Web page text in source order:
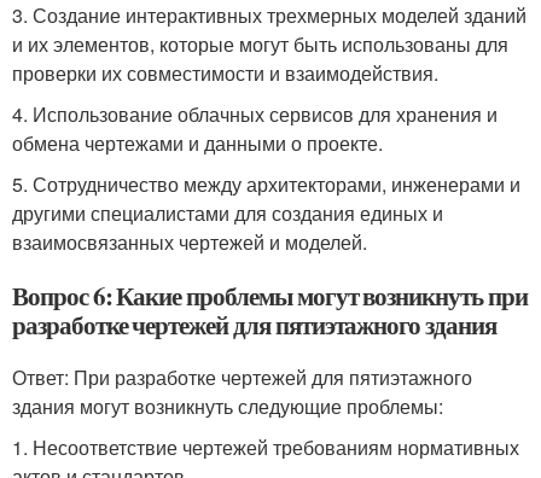
3. Создание интерактивных трехмерных моделей зданий
и их элементов, которые могут быть использованы для
проверки их совместимости и взаимодействия.
4. Использование облачных сервисов для хранения и
обмена чертежами и данными о проекте.
5. Сотрудничество между архитекторами, инженерами и
другими специалистами для создания единых и
взаимосвязанных чертежей и моделей.
Вопрос 6: Какие проблемы могут возникнуть при
разработке чертежей для пятиэтажного здания
Ответ: При разработке чертежей для пятиэтажного
здания могут возникнуть следующие проблемы:
1. Несоответствие чертежей требованиям нормативных